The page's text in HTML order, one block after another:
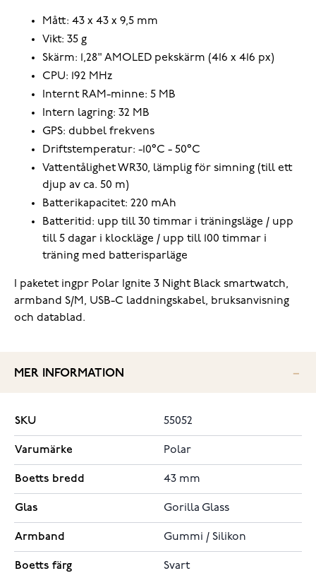
Mått: 43 x 43 x 9,5 mm
Vikt: 35 g
Skärm: 1,28" AMOLED pekskärm (416 x 416 px)
CPU: 192 MHz
Internt RAM-minne: 5 MB
Intern lagring: 32 MB
GPS: dubbel frekvens
Driftstemperatur: -10°C - 50°C
Vattentålighet WR30, lämplig för simning (till ett
djup av ca. 50 m)
Batterikapacitet: 220 mAh
Batteritid: upp till 30 timmar i träningsläge / upp
till 5 dagar i klockläge / upp till 100 timmar i
träning med batterisparläge
I paketet ingpr Polar Ignite 3 Night Black smartwatch,
armband S/M, USB-C laddningskabel, bruksanvisning
och datablad.
MER INFORMATION
SKU 55052
Varumärke Polar
Boetts bredd 43 mm
Glas Gorilla Glass
Armband Gummi / Silikon
Boetts färg Svart